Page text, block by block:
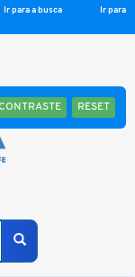
Ir para a busca
Ir para
RESET
Buscar